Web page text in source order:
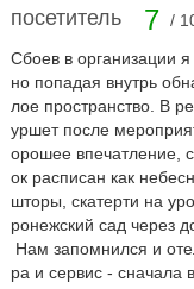
посетитель 7 /
Сбоев в организации
но попадая внутрь
лое пространство. В
уршет после
орошее впечатление,
ок расписан как
шторы, скатерти на
ронежский сад через
Нам запомнился и
ра и сервис - сначала